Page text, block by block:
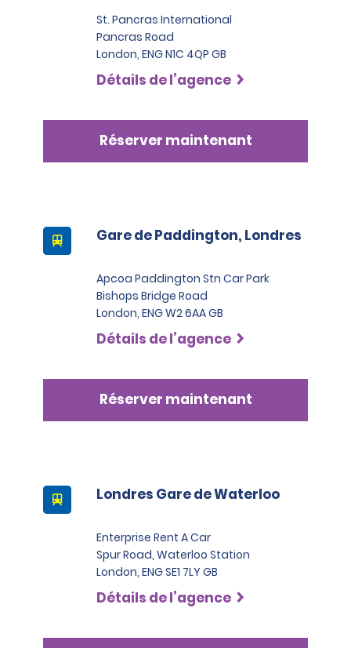
St. Pancras International
Pancras Road
London, ENG N1C 4QP GB
Détails de l’agence
Réserver maintenant
Gare de Paddington, Londres
Apcoa Paddington Stn Car Park
Bishops Bridge Road
London, ENG W2 6AA GB
Détails de l’agence
Réserver maintenant
Londres Gare de Waterloo
Enterprise Rent A Car
Spur Road, Waterloo Station
London, ENG SE1 7LY GB
Détails de l’agence